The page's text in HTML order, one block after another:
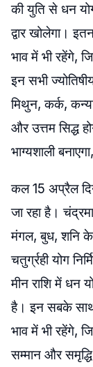
की युति से धन
द्वार खोलेगा।
भाव में भी रहेंगे,
इन सभी
मिथुन, कर्क,
और उत्तम सिद्ध
भाग्यशाली
कल 15 अप्रैल
जा रहा है।
मंगल, बुध, शनि
चतुर्ग्रही योग
मीन राशि में धन
है। इन सबके
भाव में भी रहेंगे,
सम्मान और